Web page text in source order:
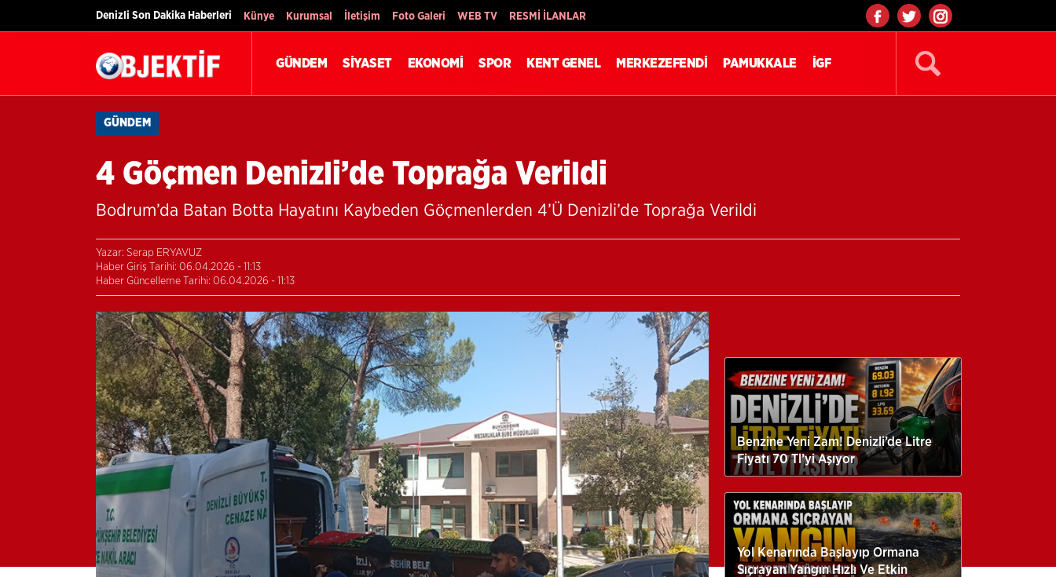
Denizli Son Dakika Haberleri Künye Kurumsal İletişim Foto Galeri WEB TV RESMİ İLANLAR
GÜNDEM SİYASET EKONOMİ SPOR KENT GENEL MERKEZEFENDİ PAMUKKALE İGF
GÜNDEM
4 Göçmen Denizli’de Toprağa Verildi
Bodrum’da Batan Botta Hayatını Kaybeden Göçmenlerden 4’Ü Denizli’de Toprağa Verildi
Yazar: Serap ERYAVUZ
Haber Giriş Tarihi: 06.04.2026 - 11:13
Haber Güncelleme Tarihi: 06.04.2026 - 11:13
Benzine Yeni Zam! Denizli’de Litre
Fiyatı 70 Tl’yi Aşıyor
Yol Kenarında Başlayıp Ormana
Sıçrayan Yangın Hızlı Ve Etkin